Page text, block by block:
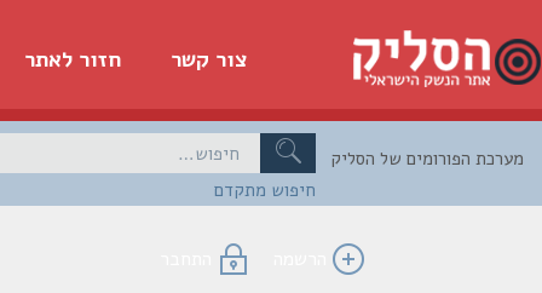
חזור לאתר צור קשר
חיפוש מתקדם
הפורומים של הסליק
הרשמה התחבר